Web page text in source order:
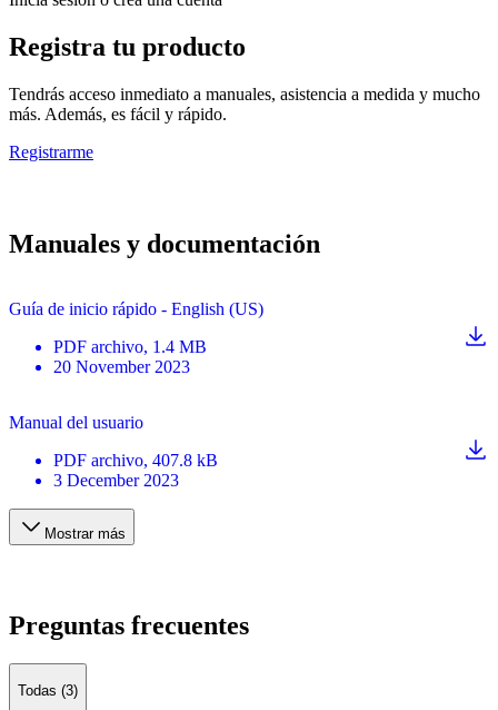
Registra tu producto
Tendrás acceso inmediato a manuales, asistencia a medida y mucho
más. Además, es fácil y rápido.
Registrarme
Manuales y documentación
Guía de inicio rápido - English (US)
PDF archivo, 1.4 MB
20 November 2023
Manual del usuario
PDF archivo, 407.8 kB
3 December 2023
Mostrar más
Preguntas frecuentes
Todas (3)